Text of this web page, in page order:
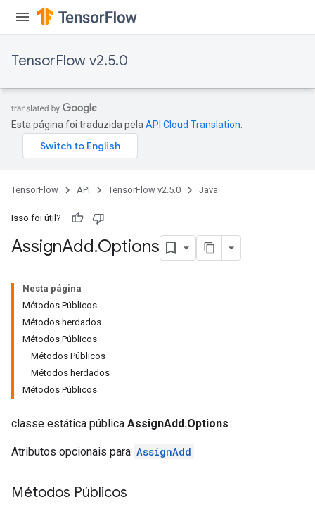
TensorFlow v2.5.0
Esta página foi traduzida pela API Cloud Translation
TensorFlow API TensorFlow v2.5.0 Java
Isso foi útil?
AssignAdd.Options
Nesta página
Métodos Públicos
Métodos herdados
Métodos Públicos
Métodos Públicos
Métodos herdados
Métodos Públicos
classe estática pública AssignAdd.Options
Atributos opcionais para AssignAdd
Métodos Públicos